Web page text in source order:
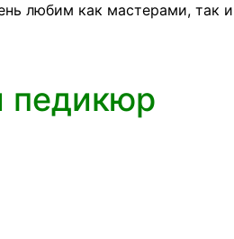
любим как мастерами, так
педикюр